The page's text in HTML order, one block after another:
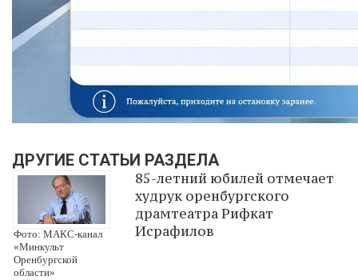
ДРУГИЕ СТАТЬИ РАЗДЕЛА
Фото: МАКС-канал
«Минкульт
Оренбургской
области»
85-летний юбилей отмечает
худрук оренбургского
драмтеатра Рифкат
Исрафилов